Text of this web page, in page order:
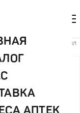
АПТЕК
Бальзам с мумие 400мл